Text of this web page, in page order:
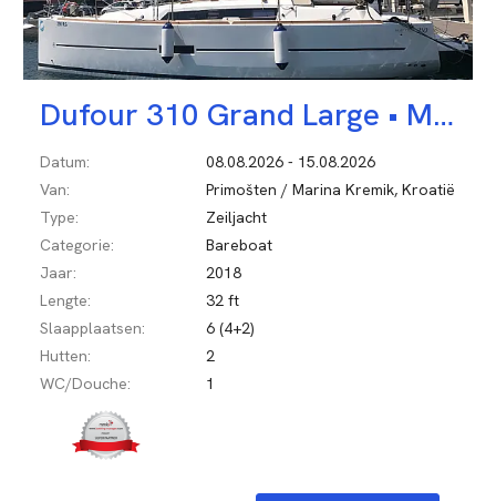
Dufour 310 Grand Large • MIO
Datum:
08.08.2026 - 15.08.2026
Van:
Primošten / Marina Kremik, Kroatië
Type:
Zeiljacht
Categorie:
Bareboat
Jaar:
2018
Lengte:
32 ft
Slaapplaatsen:
6 (4+2)
Hutten:
2
WC/Douche:
1